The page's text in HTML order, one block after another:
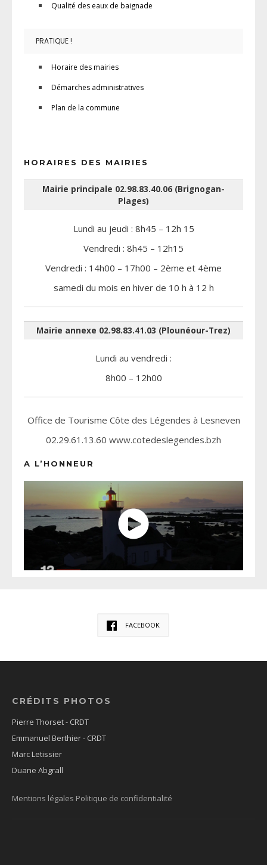
Qualité des eaux de baignade
PRATIQUE !
Horaire des mairies
Démarches administratives
Plan de la commune
HORAIRES DES MAIRIES
Mairie principale 02.98.83.40.06 (Brignogan-
Plages)
Lundi au jeudi : 8h45 – 12h 15
Vendredi : 8h45 – 12h15
Vendredi : 14h00 – 17h00 – 2ème et 4ème
samedi du mois en hiver de 10 h à 12 h
Mairie annexe 02.98.83.41.03 (Plounéour-Trez)
Lundi au vendredi :
8h00 – 12h00
Office de Tourisme Côte des Légendes à Lesneven
02.29.61.13.60 www.cotedeslegendes.bzh
A L’HONNEUR
FACEBOOK
CRÉDITS PHOTOS
Pierre Thorset - CRDT
Emmanuel Berthier - CRDT
Marc Letissier
Duane Abgrall
Mentions légales Politique de confidentialité